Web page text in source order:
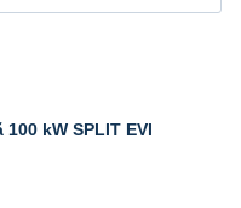
kW SPLIT EVI